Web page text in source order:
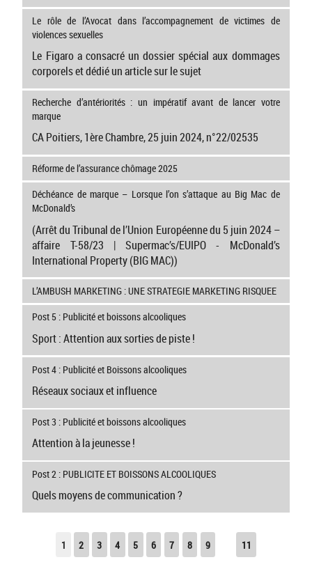
Le rôle de l’Avocat dans l’accompagnement de victimes de
violences sexuelles
Le Figaro a consacré un dossier spécial aux dommages
corporels et dédié un article sur le sujet
Recherche d’antériorités : un impératif avant de lancer votre
marque
CA Poitiers, 1ère Chambre, 25 juin 2024, n°22/02535
Réforme de l’assurance chômage 2025
Déchéance de marque – Lorsque l’on s’attaque au Big Mac de
McDonald’s
(Arrêt du Tribunal de l’Union Européenne du 5 juin 2024 –
affaire T-58/23 | Supermac’s/EUIPO - McDonald’s
International Property (BIG MAC))
L’AMBUSH MARKETING : UNE STRATEGIE MARKETING RISQUEE
Post 5 : Publicité et boissons alcooliques
Sport : Attention aux sorties de piste !
Post 4 : Publicité et Boissons alcooliques
Réseaux sociaux et influence
Post 3 : Publicité et boissons alcooliques
Attention à la jeunesse !
Post 2 : PUBLICITE ET BOISSONS ALCOOLIQUES
Quels moyens de communication ?
1 2 3 4 5 6 7 8 9 11